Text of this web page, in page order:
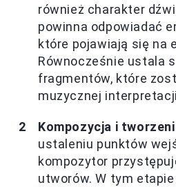
również charakter
powinna odpowiadać
które pojawiają się na
Równocześnie ustala
fragmentów, które
muzycznej
Kompozycja i
ustaleniu punktów
kompozytor
utworów. W tym